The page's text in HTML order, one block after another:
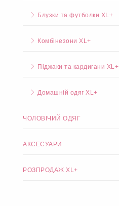
Блузки та футболки XL+
Комбінезони XL+
Піджаки та кардигани XL+
Домашній одяг XL+
ЧОЛОВІЧИЙ ОДЯГ
АКСЕСУАРИ
РОЗПРОДАЖ XL+